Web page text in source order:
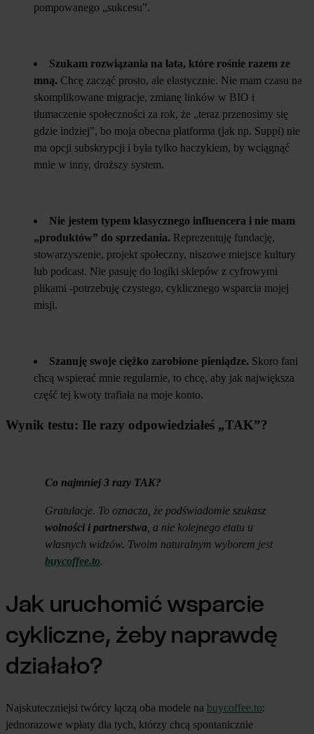
pompowanego „sukcesu”.
Szukam rozwiązania na lata, które rośnie razem ze
mną. Chcę zacząć prosto, ale elastycznie. Nie mam czasu na
skomplikowane migracje, zmianę linków w BIO i
tłumaczenie społeczności za rok, że „teraz przenosimy się
gdzie indziej”, bo moja obecna platforma (jak np. Suppi) nie
ma opcji subskrypcji i była tylko haczykiem, by wciągnąć
mnie w inny, droższy system.
Nie jestem typem klasycznego influencera i nie mam
„produktów” do sprzedania. Reprezentuję fundację,
stowarzyszenie, projekt społeczny, niszowe miejsce kultury
lub podcast. Nie pasuję do logiki sklepów z cyfrowymi
plikami -potrzebuję czystego, cyklicznego wsparcia mojej
misji.
Szanuję swoje ciężko zarobione pieniądze. Skoro fani
chcą wspierać mnie regularnie, to chcę, aby jak największa
część tej kwoty trafiała na moje konto.
Wynik testu: Ile razy odpowiedziałeś „TAK”?
Co najmniej 3 razy TAK?
Gratulacje. To oznacza, że podświadomie szukasz
wolności i partnerstwa , a nie kolejnego etatu u
własnych widzów. Twoim naturalnym wyborem jest
buycoffee.to.
Jak uruchomić wsparcie
cykliczne, żeby naprawdę
działało?
Najskuteczniejsi twórcy łączą oba modele na buycoffee.to:
jednorazowe wpłaty dla tych, którzy chcą spontanicznie